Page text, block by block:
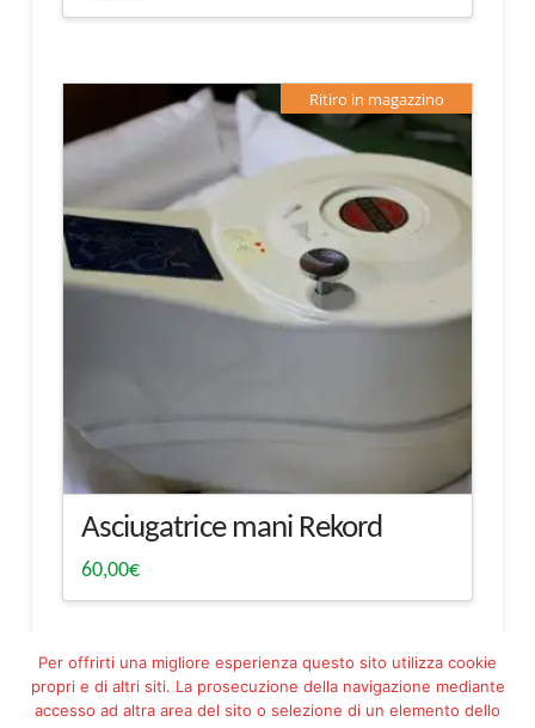
Ritiro in magazzino
Asciugatrice mani Rekord
60,00€
Per offrirti una migliore esperienza questo sito utilizza cookie
propri e di altri siti. La prosecuzione della navigazione mediante
accesso ad altra area del sito o selezione di un elemento dello